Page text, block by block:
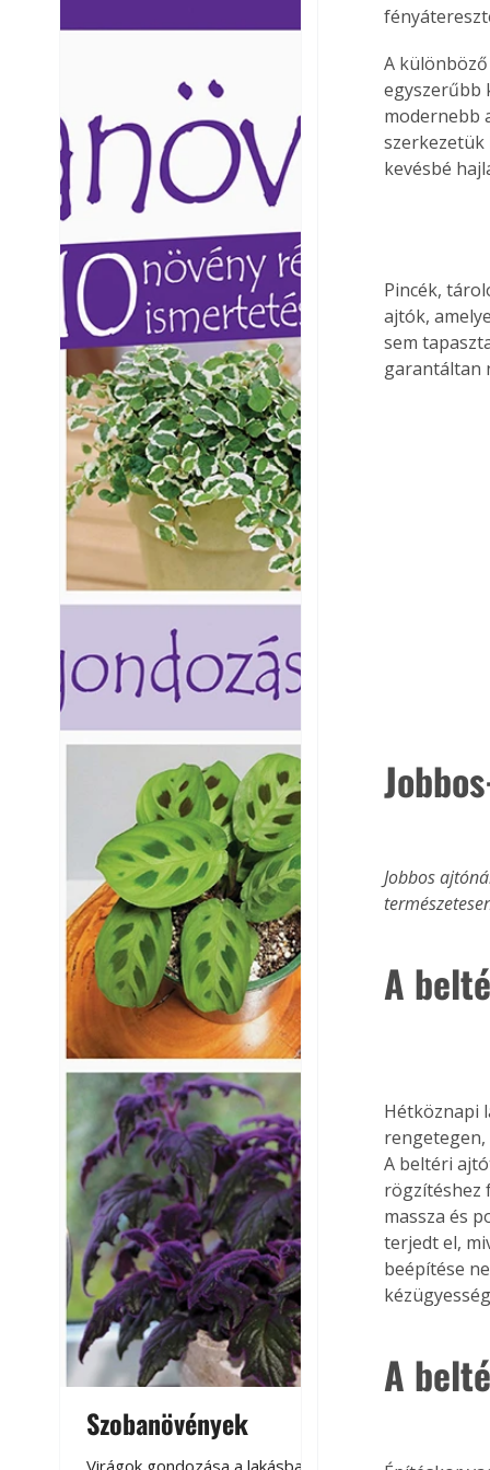
Ezermester
mert: – t
Szobanövények
teraszon,
A
egyszerűbb
modernebb
kevésbé
Pincék,
ajtók,
sem
garantáltan
Jobbos
A
Hétköznapi
A beltéri
rögzítéshez
massza és
terjedt el,
beépítése
A